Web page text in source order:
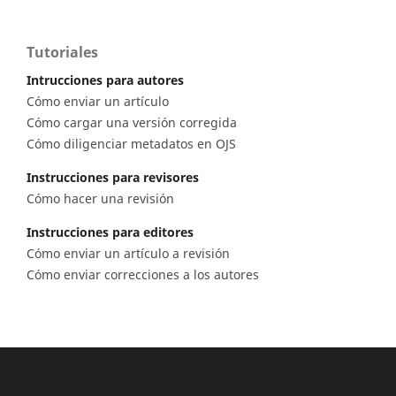
Tutoriales
Intrucciones para autores
Cómo enviar un artículo
Cómo cargar una versión corregida
Cómo diligenciar metadatos en OJS
Instrucciones para revisores
Cómo hacer una revisión
Instrucciones para editores
Cómo enviar un artículo a revisión
Cómo enviar correcciones a los autores